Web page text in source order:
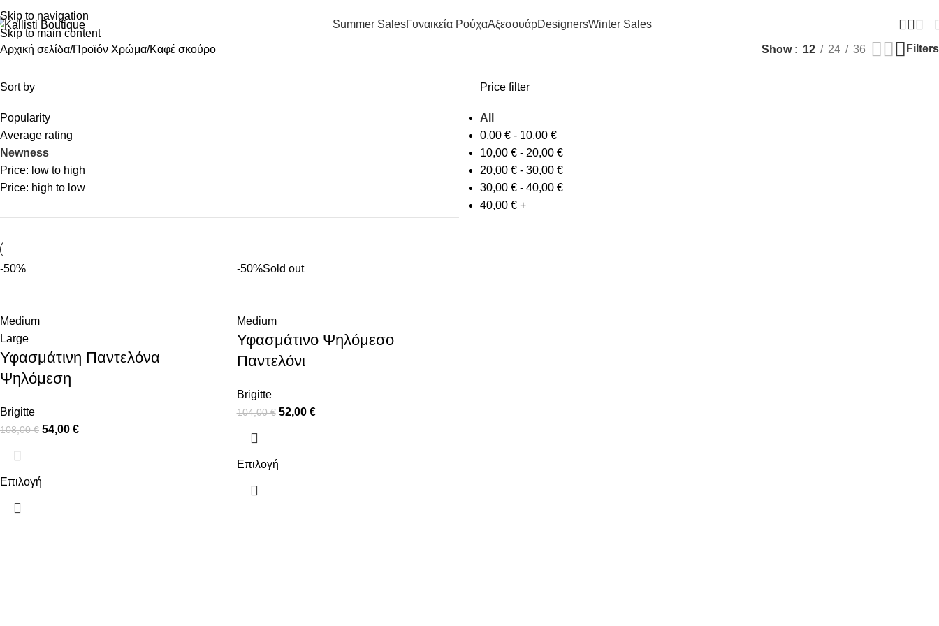
Skip to navigation
Skip to main content
Summer SalesΓυναικεία ΡούχαΑξεσουάρDesignersWinter Sales
Αρχική σελίδα Προϊόν Χρώμα Καφέ σκούρο Show 12 24 36 Filters
Sort by
Popularity
Average rating
Newness
Price: low to high
Price: high to low
Price filter
All
0,00 € - 10,00 €
10,00 € - 20,00 €
20,00 € - 30,00 €
30,00 € - 40,00 €
40,00 € +
-50%
Medium
Large
Υφασμάτινη Παντελόνα
Ψηλόμεση
Brigitte
108,00€ 54,00 €
Επιλογή
-50%Sold out
Medium
Υφασμάτινο Ψηλόμεσο
Παντελόνι
Brigitte
104,00€ 52,00 €
Επιλογή